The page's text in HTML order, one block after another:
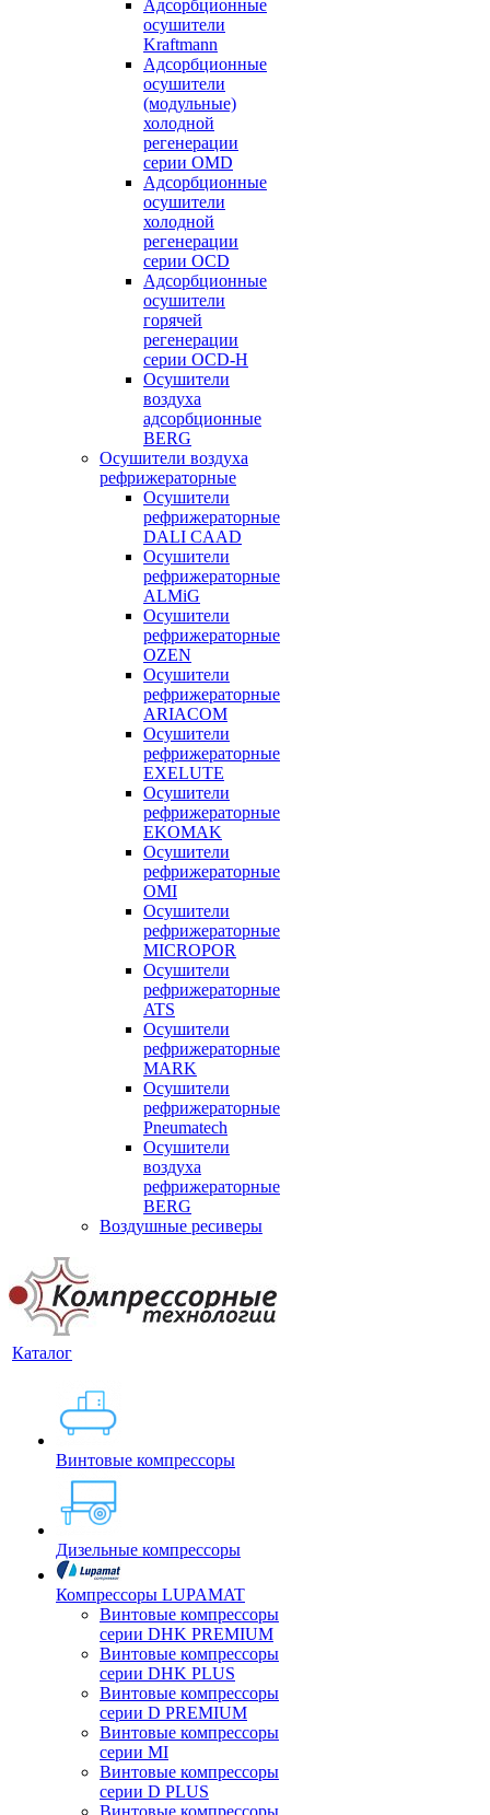
Адсорбционные
осушители
Kraftmann
Адсорбционные
осушители
(модульные)
холодной
регенерации
серии OMD
Адсорбционные
осушители
холодной
регенерации
серии OCD
Адсорбционные
осушители
горячей
регенерации
серии OСD-H
Осушители
воздуха
адсорбционные
BERG
Осушители воздуха
рефрижераторные
Осушители
рефрижераторные
DALI CAAD
Осушители
рефрижераторные
ALMiG
Осушители
рефрижераторные
OZEN
Осушители
рефрижераторные
ARIACOM
Осушители
рефрижераторные
EXELUTE
Осушители
рефрижераторные
EKOMAK
Осушители
рефрижераторные
OMI
Осушители
рефрижераторные
MICROPOR
Осушители
рефрижераторные
ATS
Осушители
рефрижераторные
MARK
Осушители
рефрижераторные
Pneumatech
Осушители
воздуха
рефрижераторные
BERG
Воздушные ресиверы
Каталог
Винтовые компрессоры
Дизельные компрессоры
Компрессоры LUPAMAT
Винтовые компрессоры
серии DHK PREMIUM
Винтовые компрессоры
серии DHK PLUS
Винтовые компрессоры
серии D PREMIUM
Винтовые компрессоры
серии MI
Винтовые компрессоры
серии D PLUS
Винтовые компрессоры